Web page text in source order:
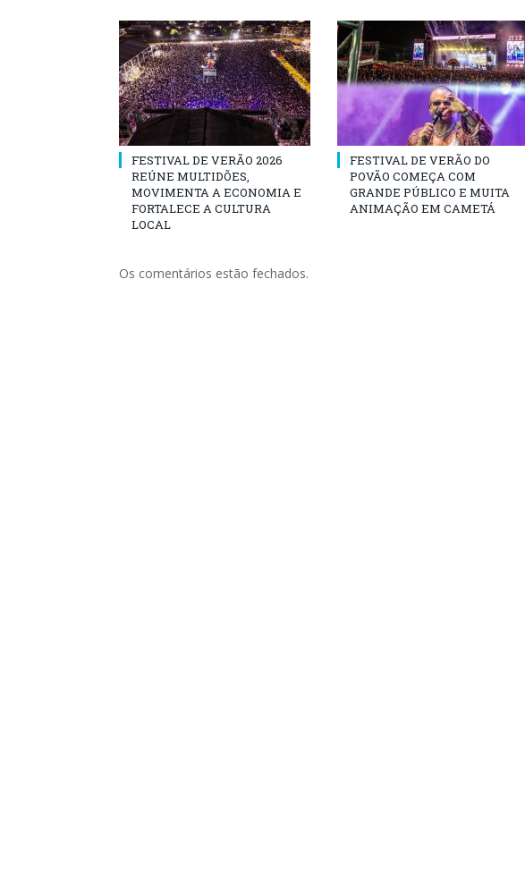
FESTIVAL DE VERÃO 2026
REÚNE MULTIDÕES,
MOVIMENTA A ECONOMIA E
FORTALECE A CULTURA
LOCAL
FESTIVAL DE VERÃO DO
POVÃO COMEÇA COM
GRANDE PÚBLICO E MUITA
ANIMAÇÃO EM CAMETÁ
Os comentários estão fechados.